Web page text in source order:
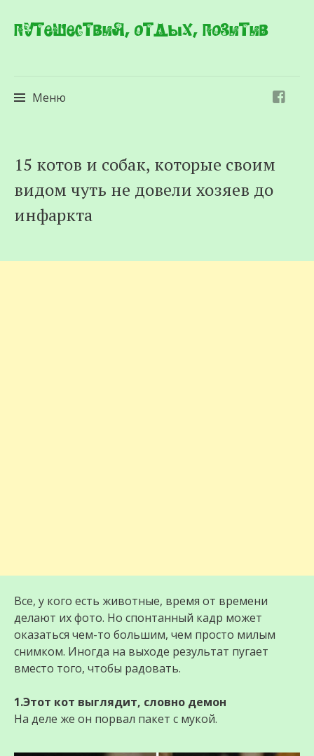
Путешествия, отдых, позитив
Меню
к
содержимому
15 котов и собак, которые своим
видом чуть не довели хозяев до
инфaркта
Все, у кого есть животные, время от времени
делают их фото. Но спонтанный кадр может
оказаться чем-то большим, чем просто милым
снимком. Иногда на выходе результат пугает
вместо того, чтобы радовать.
1.Этот кот выглядит, словно дeмон
На деле же он порвал пакет с мукой.